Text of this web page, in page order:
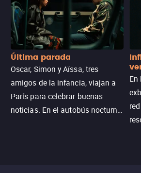
Última parada
Oscar, Simon y Aïssa, tres
amigos de la infancia, viajan a
París para celebrar buenas
noticias. En el autobús nocturno